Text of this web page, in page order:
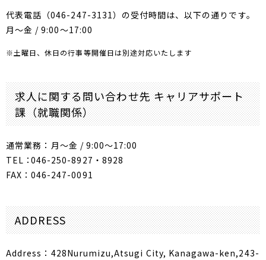
代表電話（046-247-3131）の受付時間は、以下の通りです。
月～金 / 9:00～17:00
※土曜日、休日の行事等開催日は別途対応いたします
求人に関する問い合わせ先 キャリアサポート
課（就職関係）
通常業務： 月～金 / 9:00～17:00
TEL：046-250-8927・8928
FAX：046-247-0091
ADDRESS
Address： 428Nurumizu,Atsugi City, Kanagawa-ken,243-